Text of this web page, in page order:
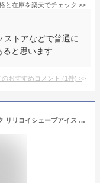
と在庫を楽天でチェック >>
ストアなどで普通に
ると思います
のおすすめコメント (1件) >
シルキーボディローション バブルシャック リリコイシェーブアイス Sサイズ オールナチュラル ヴィーガン 天然成分 ハワイ コスメティックス